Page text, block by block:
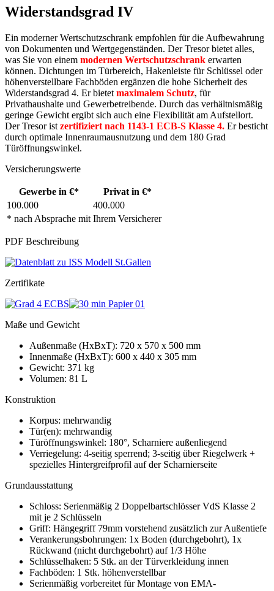
Widerstandsgrad IV
Ein moderner Wertschutzschrank empfohlen für die Aufbewahrung
von Dokumenten und Wertgegenständen. Der Tresor bietet alles,
was Sie von einem modernen Wertschutzschrank erwarten
können. Dichtungen im Türbereich, Hakenleiste für Schlüssel oder
höhenverstellbare Fachböden ergänzen die hohe Sicherheit des
Widerstandsgrad 4. Er bietet maximalem Schutz, für
Privathaushalte und Gewerbetreibende. Durch das verhältnismäßig
geringe Gewicht ergibt sich auch eine Flexibilität am Aufstellort.
Der Tresor ist zertifiziert nach 1143-1 ECB-S Klasse 4. Er besticht
durch optimale Innenraumausnutzung und dem 180 Grad
Türöffnungswinkel.
Versicherungswerte
Gewerbe in €* Privat in €*
* nach Absprache mit Ihrem Versicherer
100.000 400.000
PDF Beschreibung
Zertifikate
Maße und Gewicht
Außenmaße (HxBxT): 720 x 570 x 500 mm
Innenmaße (HxBxT): 600 x 440 x 305 mm
Gewicht: 371 kg
Volumen: 81 L
Konstruktion
Korpus: mehrwandig
Tür(en): mehrwandig
Türöffnungswinkel: 180°, Scharniere außenliegend
Verriegelung: 4-seitig sperrend; 3-seitig über Riegelwerk +
spezielles Hintergreifprofil auf der Scharnierseite
Grundausstattung
Schloss: Serienmäßig 2 Doppelbartschlösser VdS Klasse 2
mit je 2 Schlüsseln
Griff: Hängegriff 79mm vorstehend zusätzlich zur Außentiefe
Verankerungsbohrungen: 1x Boden (durchgebohrt), 1x
Rückwand (nicht durchgebohrt) auf 1/3 Höhe
Schlüsselhaken: 5 Stk. an der Türverkleidung innen
Fachböden: 1 Stk. höhenverstellbar
Serienmäßig vorbereitet für Montage von EMA-